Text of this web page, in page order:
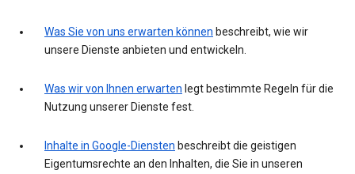
Was Sie von uns erwarten können beschreibt, wie wir
unsere Dienste anbieten und entwickeln.
Was wir von Ihnen erwarten legt bestimmte Regeln für die
Nutzung unserer Dienste fest.
Inhalte in Google-Diensten beschreibt die geistigen
Eigentumsrechte an den Inhalten, die Sie in unseren